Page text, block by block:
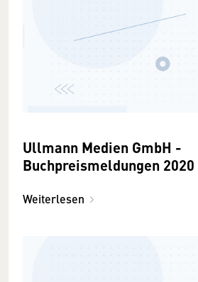
Ullmann Medien GmbH -
Buchpreismeldungen 2020
Weiterlesen